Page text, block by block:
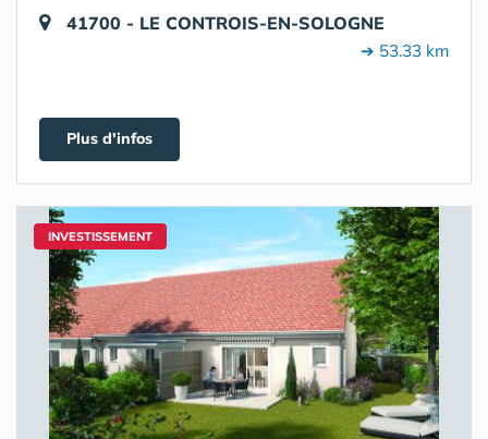
41700 - LE CONTROIS-EN-SOLOGNE
➔ 53.33 km
Plus d'infos
INVESTISSEMENT